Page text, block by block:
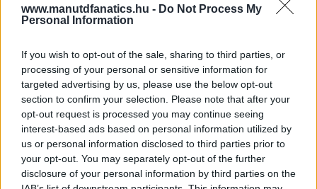
www.manutdfanatics.hu - Do Not Process My
Personal Information
If you wish to opt-out of the sale, sharing to third parties, or
processing of your personal or sensitive information for
targeted advertising by us, please use the below opt-out
section to confirm your selection. Please note that after your
opt-out request is processed you may continue seeing
interest-based ads based on personal information utilized by
us or personal information disclosed to third parties prior to
your opt-out. You may separately opt-out of the further
disclosure of your personal information by third parties on the
FRISS HÍREK CARRINGTONBÓL
MBEUMO: ALIG VÁROM A
BAJNOKOK LIGÁJÁT!